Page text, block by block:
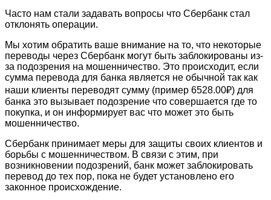
Часто нам стали задавать вопросы что Сбербанк стал
отклонять операции.
Мы хотим обратить ваше внимание на то, что некоторые
переводы через Сбербанк могут быть заблокированы из-
за подозрения на мошенничество. Это происходит, если
сумма перевода для банка является не обычной так как
наши клиенты переводят сумму (пример 6528.00₽) для
банка это вызывает подозрение что совершается где то
покупка, и он информирует вас что может это быть
мошенничество.
Сбербанк принимает меры для защиты своих клиентов и
борьбы с мошенничеством. В связи с этим, при
возникновении подозрений, банк может заблокировать
перевод до тех пор, пока не будет установлено его
законное происхождение.